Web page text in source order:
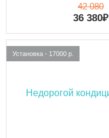
42 080
36 380₽
Установка - 17000 р.